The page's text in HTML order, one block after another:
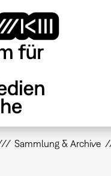
Sammlung & Archive